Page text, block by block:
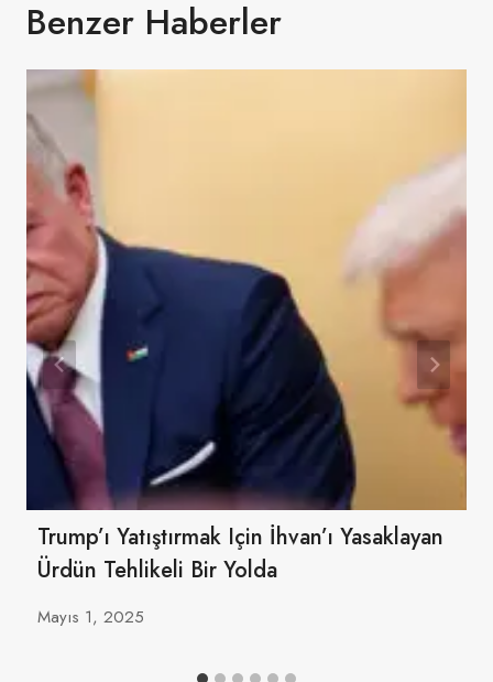
Benzer Haberler
Trump’ı Yatıştırmak Için İhvan’ı Yasaklayan
Ürdün Tehlikeli Bir Yolda
Mayıs 1, 2025